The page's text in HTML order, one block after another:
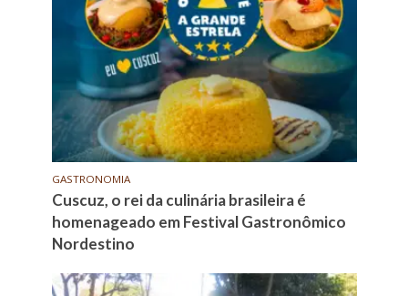
GASTRONOMIA
Cuscuz, o rei da culinária brasileira é
homenageado em Festival Gastronômico
Nordestino